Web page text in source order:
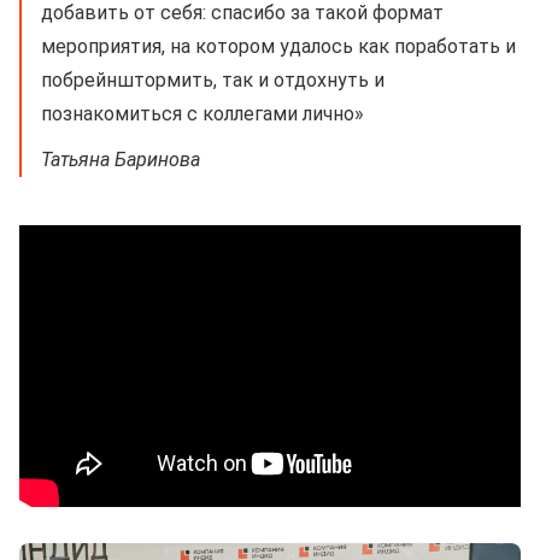
добавить от себя: спасибо за такой формат
мероприятия, на котором удалось как поработать и
побрейнштормить, так и отдохнуть и
познакомиться с коллегами лично»
Татьяна Баринова